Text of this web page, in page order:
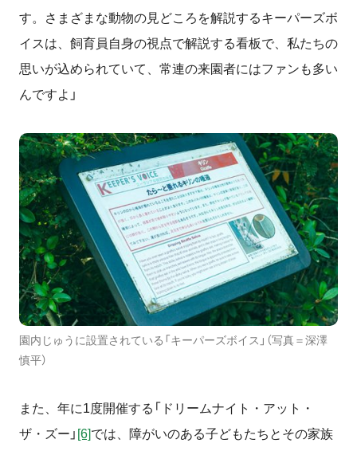
す。
さまざまな動物の見どころを解説するキーパーズボ
イスは、飼育員自身の視点で解説する看板で、私たちの
思いが込められていて、常連の来園者にはファンも多い
んですよ」
園内じゅうに設置されている「キーパーズボイス」（写真＝深澤
慎平）
また、年に1度開催する「ドリームナイト・アット・
ザ・ズー」 [6]では、障がいのある子どもたちとその家族